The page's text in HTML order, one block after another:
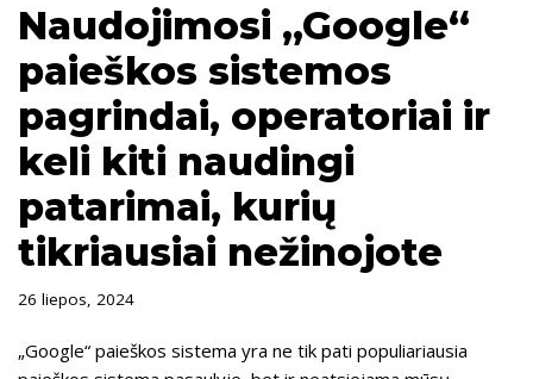
Naudojimosi „Google“
paieškos sistemos
pagrindai, operatoriai ir
keli kiti naudingi
patarimai, kurių
tikriausiai nežinojote
26 liepos, 2024
„Google“ paieškos sistema yra ne tik pati populiariausia